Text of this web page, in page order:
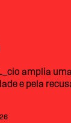
amplia
e pela